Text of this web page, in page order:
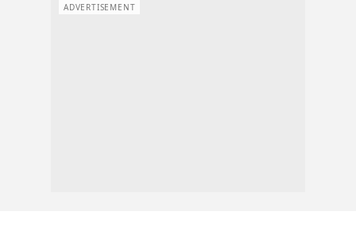
ADVERTISEMENT